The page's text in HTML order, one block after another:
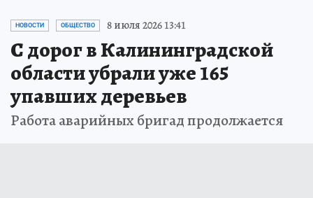
НОВОСТИ ОБЩЕСТВО 8 июля 2026 13:41
С дорог в Калининградской
области убрали уже 165
упавших деревьев
Работа аварийных бригад продолжается